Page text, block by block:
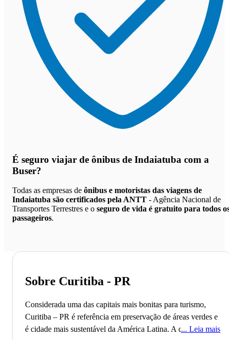
É seguro viajar de ônibus de Indaiatuba com a
Buser?
Todas as empresas de ônibus e motoristas das viagens de
Indaiatuba são certificados pela ANTT - Agência Nacional de
Transportes Terrestres e o seguro de vida é gratuito para todos
passageiros.
Sobre Curitiba - PR
Considerada uma das capitais mais bonitas para turismo,
Curitiba – PR é referência em preservação de áreas verdes e
é cidade mais sustentável da América Latina. A‌ ‌cidade‌ ‌de‌
Leia mais